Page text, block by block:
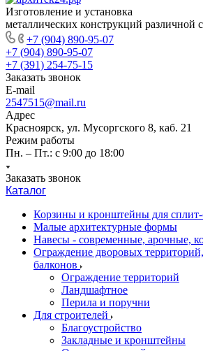
Изготовление и установка
металлических конструкций различной
+7 (904) 890-95-07
+7 (904) 890-95-07
+7 (391) 254-75-15
Заказать звонок
E-mail
2547515@mail.ru
Адрес
Красноярск, ул. Мусоргского 8, каб. 21
Режим работы
Пн. – Пт.: с 9:00 до 18:00
Заказать звонок
Каталог
Корзины и кронштейны для сплит-
Малые архитектурные формы
Навесы - современные, арочные,
Ограждение дворовых
балконов
Ограждение территорий
Ландшафтное
Перила и поручни
Для строителей
Благоустройство
Закладные и кронштейны